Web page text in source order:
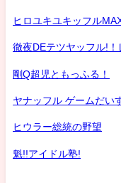
ヒロユキユキッフル
徹夜DEテツヤッフル!！
剛Q超児ともっふる！
ヤナッフル ゲームだい
ヒウラー総統の野望
魁!!アイドル塾!